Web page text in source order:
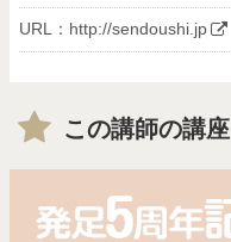
URL： http://sendoushi.jp
この講師の講座